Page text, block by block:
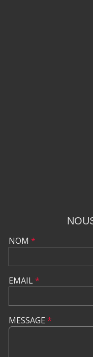
NOM *
EMAIL*
MESSAGE *